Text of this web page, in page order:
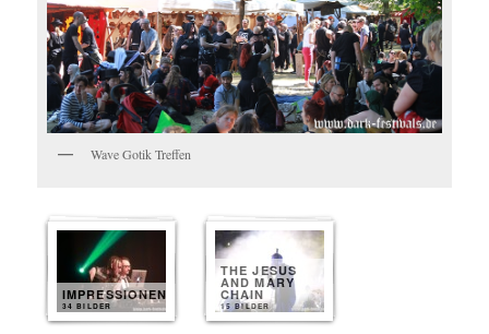
Wave Gotik Treffen
IMPRESSIONEN
34 BILDER
THE JESUS
AND MARY
CHAIN
15 BILDER